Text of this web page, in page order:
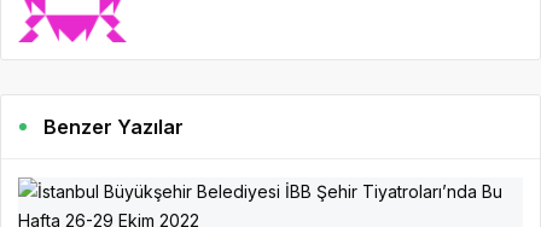
Benzer Yazılar